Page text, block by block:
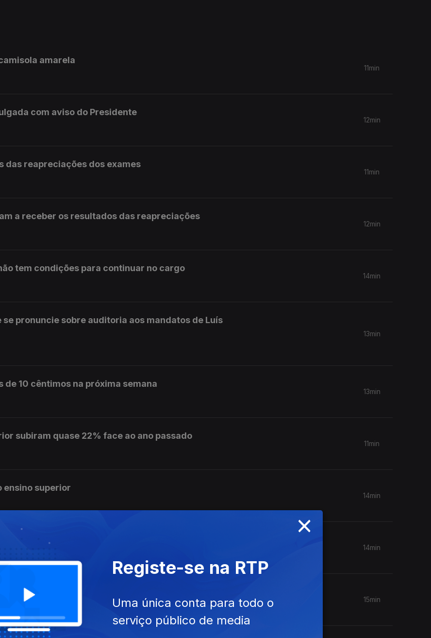
amarela
11min
com aviso do Presidente
12min
das reapreciações dos exames
11min
a receber os resultados das reapreciações
12min
tem condições para continuar no cargo
14min
pronuncie sobre auditoria aos mandatos de Luís
13min
de 10 cêntimos na próxima semana
13min
subiram quase 22% face ao ano passado
11min
ensino superior
14min
ordem no governo
14min
no caso Luís Neves
15min
×
Registe-se na RTP
Uma única conta para todo o
serviço público de media